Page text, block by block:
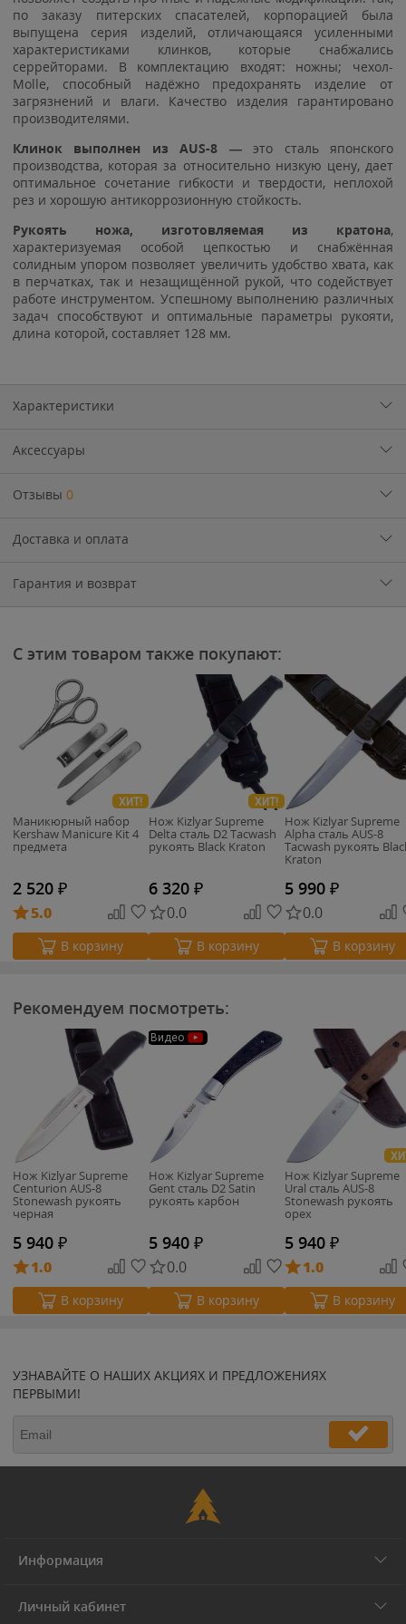
по заказу питерских спасателей, корпорацией была
выпущена серия изделий, отличающаяся усиленными
характеристиками клинков, которые снабжались
серрейторами. В комплектацию входят: ножны; чехол-
Molle, способный надёжно предохранять изделие от
загрязнений и влаги. Качество изделия гарантировано
производителями.
Клинок выполнен из AUS-8 —это сталь японского
производства, которая за относительно низкую цену, дает
оптимальное сочетание гибкости и твердости, неплохой
рез и хорошую антикоррозионную стойкость.
Рукоять ножа, изготовляемая из
кратона,
характеризуемая особой цепкостью и снабжённая
солидным упором позволяет увеличить удобство хвата, как
в перчатках, так и незащищённой рукой, что содействует
работе инструментом. Успешному выполнению различных
задач способствуют и оптимальные параметры рукояти,
длина которой, составляет 128 мм.
Характеристики
Аксессуары
Отзывы 0
Доставка и оплата
Гарантия и возврат
С этим товаром также покупают:
ХИТ!
Маникюрный набор
Kershaw Manicure Kit 4
предмета
2 520 ₽
5.0
В корзину
ХИТ!
Нож Kizlyar Supreme
Delta сталь D2 Tacwash
рукоять Black Kraton
6 320 ₽
0.0
В корзину
Нож Kizlyar Supreme
Alpha сталь AUS-8
Tacwash рукоять
Kraton
5 990 ₽
0.0
В корзину
Рекомендуем посмотреть:
Нож Kizlyar Supreme
Centurion AUS-8
Stonewash рукоять
черная
5 940 ₽
1.0
В корзину
Видео
Нож Kizlyar Supreme
Gent сталь D2 Satin
рукоять карбон
5 940 ₽
0.0
В корзину
Нож Kizlyar Supreme
Ural сталь AUS-8
Stonewash рукоять
орех
5 940 ₽
1.0
В корзину
УЗНАВАЙТЕ О НАШИХ АКЦИЯХ И ПРЕДЛОЖЕНИЯХ
ПЕРВЫМИ!
Информация
Личный кабинет